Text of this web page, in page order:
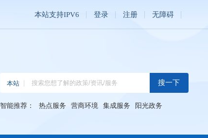
本站支持IPV6 登录 注册 无障碍
智能推荐： 热点服务 营商环境 集成服务 阳光政务